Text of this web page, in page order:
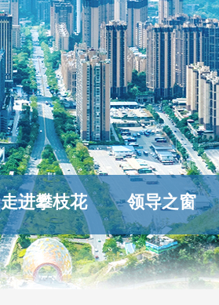
走进攀枝花 领导之窗